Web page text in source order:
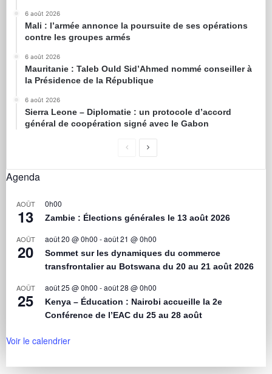
6 août 2026
Mali : l’armée annonce la poursuite de ses opérations
contre les groupes armés
6 août 2026
Mauritanie : Taleb Ould Sid’Ahmed nommé conseiller à
la Présidence de la République
6 août 2026
Sierra Leone – Diplomatie : un protocole d’accord
général de coopération signé avec le Gabon
Agenda
AOÛT
13
0h00
Zambie : Élections générales le 13 août 2026
AOÛT
20
août 20 @ 0h00 -août 21 @ 0h00
Sommet sur les dynamiques du commerce
transfrontalier au Botswana du 20 au 21 août 2026
AOÛT
25
août 25 @ 0h00 -août 28 @ 0h00
Kenya – Éducation : Nairobi accueille la 2e
Conférence de l’EAC du 25 au 28 août
Voir le calendrier